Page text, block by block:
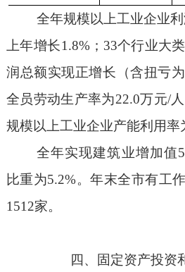
全年规模以上工业企业
上年增长1.8%； 33个行业大
润总额实现正增长（含扭亏
全员劳动生产率为22.0万元/
规模以上工业企业产能利用率
全年实现建筑业增加值
比重为5.2%。年末全市有工
1512家。
四、固定资产投资